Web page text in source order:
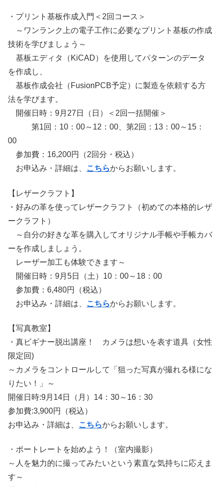
・プリント基板作成入門＜2回コース＞
～ワンランク上の電子工作に必要なプリント基板の作成
技術を学びましょう～
基板エディタ（KiCAD）を使用してパターンのデータ
を作成し、
基板作成会社（FusionPCB予定）に製造を依頼する方
法を学びます。
開催日時：9月27日（日）＜2回一括開催＞
第1回：10：00～12：00、第2回：13：00～15：
00
参加費：16,200円（2回分・税込）
お申込み・詳細は、
こちらからお願いします。
【レザークラフト】
・好みの革を使ってレザークラフト（初めての本格的レザ
ークラフト）
～自分の好きな革を購入してオリジナル手帳や手帳カバ
ーを作成しましょう。
レーザー加工も体験できます～
開催日時：9月5日（土）10：00～18：00
参加費：6,480円（税込）
お申込み・詳細は、
こちらからお願いします。
【写真教室】
・真ビギナー脱出講座！ カメラは想いを表す道具（女性
限定回)
～カメラをコントロールして「狙った写真が撮れる様にな
りたい！」～
開催日時:9月14日（月）14：30～16：30
参加費:3,900円（税込）
お申込み・詳細は、
こちらからお願いします。
・ポートレートを始めよう！（室内撮影）
～人を魅力的に撮ってみたいという素直な気持ちに応えま
す～